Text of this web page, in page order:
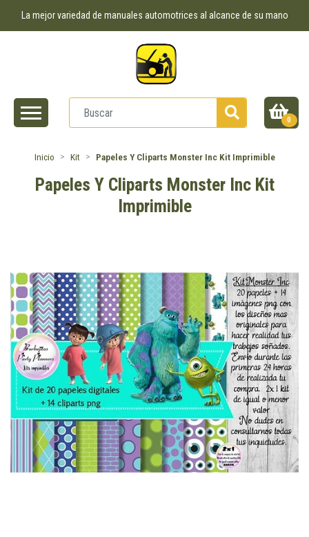
La mejor variedad de manuales automotrices al alcance de su mano
0
Inicio Kit Papeles Y Cliparts Monster Inc Kit Imprimible
Papeles Y Cliparts Monster Inc Kit
Imprimible